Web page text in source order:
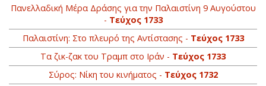
Πανελλαδική Μέρα Δράσης για την Παλαιστίνη 9 Αυγούστου
- Τεύχος 1733
Παλαιστίνη: Στο πλευρό της Αντίστασης - Τεύχος 1733
Τα ζικ-ζακ του Τραμπ στο Ιράν - Τεύχος 1733
Σύρος: Νίκη του κινήματος - Τεύχος 1732